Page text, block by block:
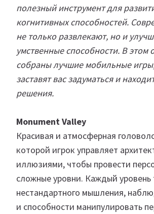
полезный инструмент для
когнитивных способностей.
не только развлекают, но и
умственные способности. В этом
собраны лучшие мобильные
заставят вас задуматься и
решения.
Monument Valley
Красивая и атмосферная
которой игрок управляет
иллюзиями, чтобы провести
сложные уровни. Каждый уровень
нестандартного мышления,
и способности манипулировать